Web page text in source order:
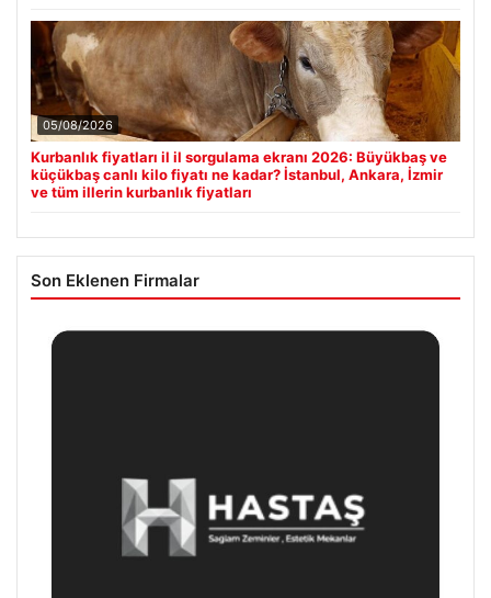
05/08/2026
Kurbanlık fiyatları il il sorgulama ekranı 2026: Büyükbaş ve
küçükbaş canlı kilo fiyatı ne kadar? İstanbul, Ankara, İzmir
ve tüm illerin kurbanlık fiyatları
Son Eklenen Firmalar